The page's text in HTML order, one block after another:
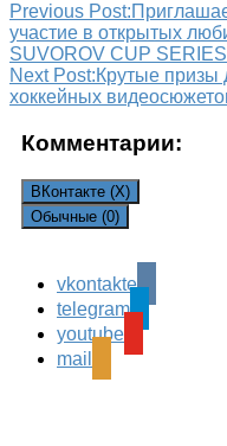
Previous Post:
участие в открытых
SUVOROV CUP
Next Post:Крутые призы
хоккейных
Комментарии:
ВКонтакте (X)
Обычные (0)
Leave a Reply
Ваш адрес email не
поля помечены
vkontakte
telegram
youtube
mail